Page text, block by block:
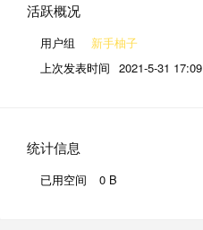
活跃概况
用户组 新手柚子
上次发表时间 2021-5-31 17:09
统计信息
已用空间 0 B